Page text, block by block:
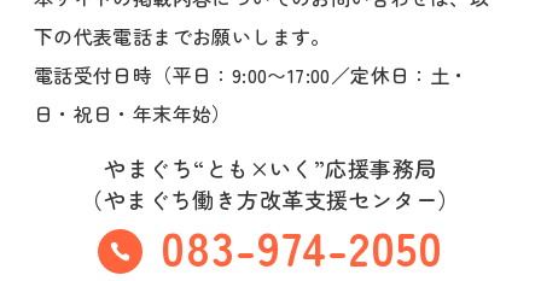
下の代表電話までお願いします。
電話受付日時（平日：9:00〜17:00／定休日：土・
日・祝日・年末年始）
やまぐち“とも×いく”応援事務局
（やまぐち働き方改革支援センター）
083-974-2050